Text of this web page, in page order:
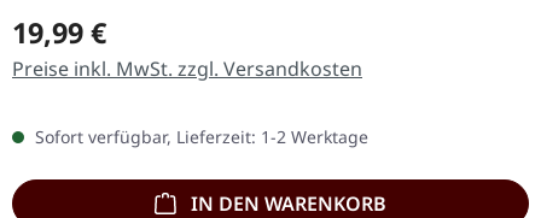
Regulärer Preis:
19,99 €
Preise inkl. MwSt. zzgl. Versandkosten
Sofort verfügbar, Lieferzeit: 1-2 Werktage
IN DEN WARENKORB